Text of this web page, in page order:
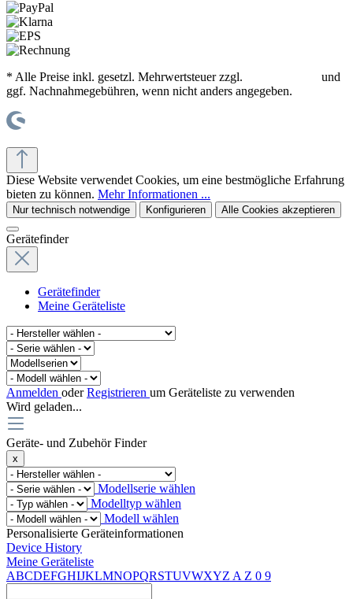
* Alle Preise inkl. gesetzl. Mehrwertsteuer zzgl.
und
ggf. Nachnahmegebühren, wenn nicht anders angegeben.
Diese Website verwendet Cookies, um eine bestmögliche Erfahrung
bieten zu können. Mehr Informationen ...
Nur technisch notwendige Konfigurieren Alle Cookies akzeptieren
Gerätefinder
Gerätefinder
Meine Geräteliste
Anmelden oderRegistrieren um Geräteliste zu verwenden
Wird geladen...
Geräte- und Zubehör Finder
x
Modellserie wählen
Modelltyp wählen
Modell wählen
Personalisierte Geräteinformationen
Device History
Meine Geräteliste
ABCDEFGHIJKLMNOPQRSTUVWXYZ A Z 0 9